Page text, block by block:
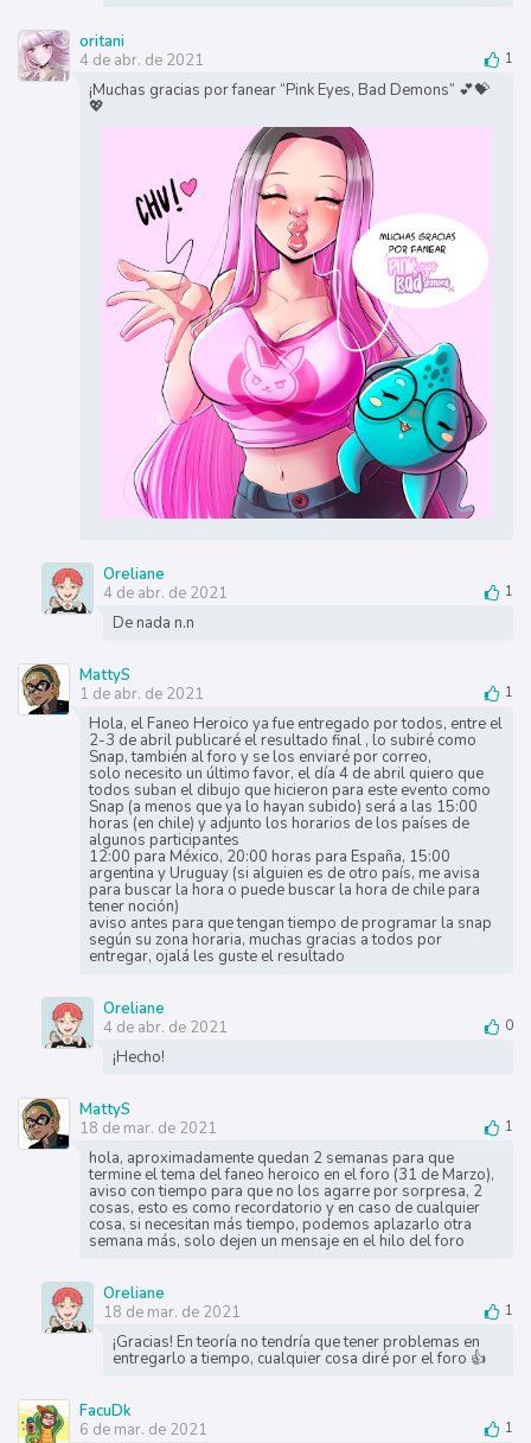
oritani
4 de abr. de 2021
1
¡Muchas gracias por fanear “Pink Eyes, Bad Demons” 💕💝
💖
Oreliane
4 de abr. de 2021
1
De nada n.n
MattyS
1 de abr. de 2021
1
Hola, el Faneo Heroico ya fue entregado por todos, entre el
2-3 de abril publicaré el resultado final , lo subiré como
Snap, también al foro y se los enviaré por correo,
solo necesito un último favor, el día 4 de abril quiero que
todos suban el dibujo que hicieron para este evento como
Snap (a menos que ya lo hayan subido) será a las 15:00
horas (en chile) y adjunto los horarios de los países de
algunos participantes
12:00 para México, 20:00 horas para España, 15:00
argentina y Uruguay (si alguien es de otro país, me avisa
para buscar la hora o puede buscar la hora de chile para
tener noción)
aviso antes para que tengan tiempo de programar la snap
según su zona horaria, muchas gracias a todos por
entregar, ojalá les guste el resultado
Oreliane
4 de abr. de 2021
0
¡Hecho!
MattyS
18 de mar. de 2021
1
hola, aproximadamente quedan 2 semanas para que
termine el tema del faneo heroico en el foro (31 de Marzo),
aviso con tiempo para que no los agarre por sorpresa, 2
cosas, esto es como recordatorio y en caso de cualquier
cosa, si necesitan más tiempo, podemos aplazarlo otra
semana más, solo dejen un mensaje en el hilo del foro
Oreliane
18 de mar. de 2021
1
¡Gracias! En teoría no tendría que tener problemas en
entregarlo a tiempo, cualquier cosa diré por el foro 👍
FacuDk
6 de mar. de 2021
1